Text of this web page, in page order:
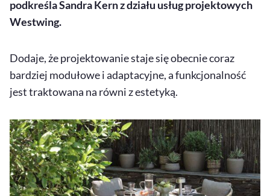
podkreśla Sandra Kern z działu usług projektowych
Westwing.
Dodaje, że projektowanie staje się obecnie coraz
bardziej modułowe i adaptacyjne, a funkcjonalność
jest traktowana na równi z estetyką.